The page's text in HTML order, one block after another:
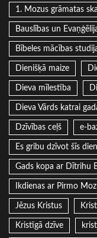
1. Mozus grāmatas
Bauslības un
Bībeles mācības
Dienišķā maize
Dieva mīlestība
Dieva Vārds katrai
Dzīvības ceļš e-
Es gribu dzīvot šīs
Gads kopa ar Dītrihu
Ikdienas ar Pirmo
Jēzus Kristus
Kristīgā dzīve